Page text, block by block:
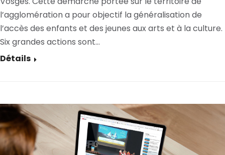
l’agglomération a pour objectif la généralisation de
l’accès des enfants et des jeunes aux arts et à la culture.
Six grandes actions sont…
Détails